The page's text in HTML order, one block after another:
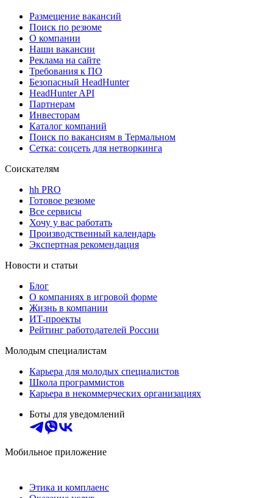
Размещение вакансий
Поиск по резюме
О компании
Наши вакансии
Реклама на сайте
Требования к ПО
Безопасный HeadHunter
HeadHunter API
Партнерам
Инвесторам
Каталог компаний
Поиск по вакансиям в Термальном
Сетка: соцсеть для нетворкинга
Соискателям
hh PRO
Готовое резюме
Все сервисы
Хочу у вас работать
Производственный календарь
Экспертная рекомендация
Новости и статьи
Блог
О компаниях в игровой форме
Жизнь в компании
ИТ-проекты
Рейтинг работодателей России
Молодым специалистам
Карьера для молодых специалистов
Школа программистов
Карьера в некоммерческих организациях
Боты для уведомлений
Мобильное приложение
Этика и комплаенс